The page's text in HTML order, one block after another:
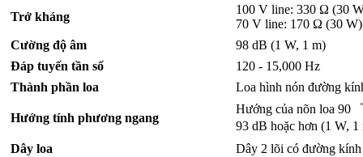
Trở kháng
100 V line: 330 Ω (30
70 V line: 170 Ω (30
Cường độ âm
98 dB (1 W, 1 m)
Đáp tuyến tần số
120 - 15,000 Hz
Thành phần loa
Loa hình nón đường
Hướng tính phương ngang
Hướng của nõn loa 90
93 dB hoặc hơn (1 W,
Dây loa
Dây 2 lõi có đường